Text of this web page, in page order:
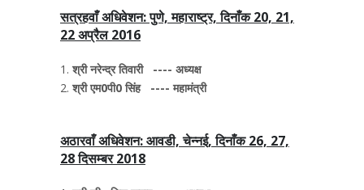
सत्रहवाँ अधिवेशन: पुणे, महाराष्ट्र, दिनाँक 20, 21,
22 अप्रैल 2016
श्री नरेन्द्र तिवारी ---- अध्यक्ष
श्री एम0पी0 सिंह ---- महामंत्री
अठारवाँ अधिवेशन: आवडी, चेन्नई, दिनाँक 26, 27,
28 दिसम्बर 2018